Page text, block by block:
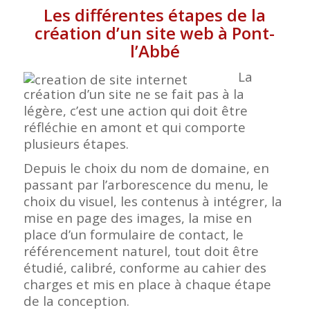
Les différentes étapes de la
création d’un site web à Pont-
l’Abbé
La
création d’un site ne se fait pas à la
légère, c’est une action qui doit être
réfléchie en amont et qui comporte
plusieurs étapes.
Depuis le choix du nom de domaine, en
passant par l’arborescence du menu, le
choix du visuel, les contenus à intégrer, la
mise en page des images, la mise en
place d’un formulaire de contact, le
référencement naturel, tout doit être
étudié, calibré, conforme au cahier des
charges et mis en place à chaque étape
de la conception.